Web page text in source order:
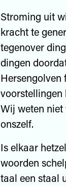
Stroming uit
kracht te
tegenover
dingen
Hersengolven
voorstellingen
Wij weten niet
onszelf.
Is elkaar
woorden
taal een staal